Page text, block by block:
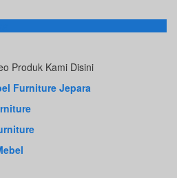
Produk Kami Disini
Furniture Jepara